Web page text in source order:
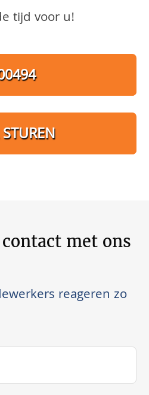
tijd voor u!
met ons
reageren zo